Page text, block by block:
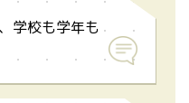
学校も学年も